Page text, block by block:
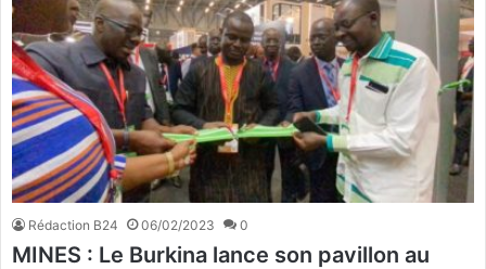
Rédaction B24 06/02/2023 0
MINES : Le Burkina lance son pavillon au